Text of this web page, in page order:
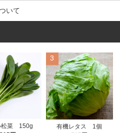
いて
松菜 150g
3
有機レタス 1個